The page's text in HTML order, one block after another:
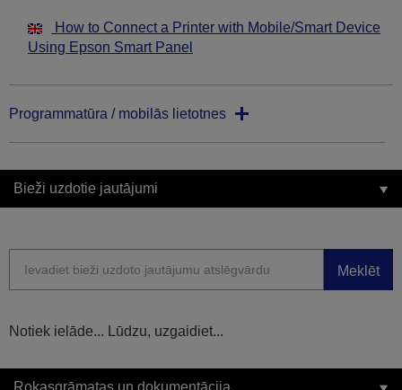
How to Connect a Printer with Mobile/Smart Device
Using Epson Smart Panel
Programmatūra / mobilās lietotnes
Bieži uzdotie jautājumi
Meklēt
Notiek ielāde... Lūdzu, uzgaidiet...